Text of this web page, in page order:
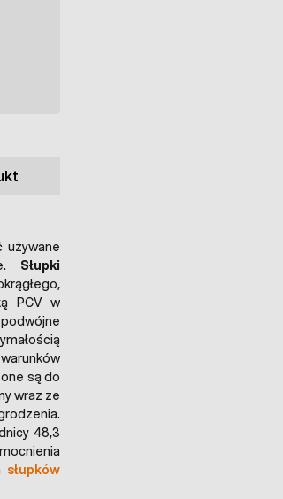
Słupki
PCV w
są do
wraz ze
48,3
słupków